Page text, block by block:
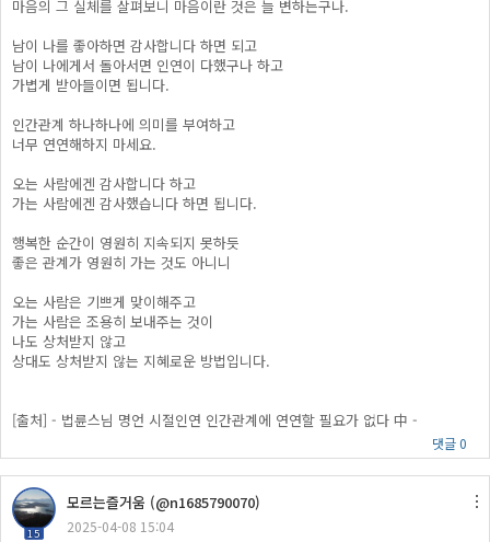
​마음의 그 실체를 살펴보니 마음이란 것은 늘 변하는구나.
남이 나를 좋아하면 감사합니다 하면 되고
남이 나에게서 돌아서면 인연이 다했구나 하고
가볍게 받아들이면 됩니다.
​인간관계 하나하나에 의미를 부여하고
너무 연연해하지 마세요.
오는 사람에겐 감사합니다 하고
가는 사람에겐 감사했습니다 하면 됩니다.
행복한 순간이 영원히 지속되지 못하듯
좋은 관계가 영원히 가는 것도 아니니
오는 사람은 기쁘게 맞이해주고
가는 사람은 조용히 보내주는 것이
나도 상처받지 않고
상대도 상처받지 않는 지혜로운 방법입니다.
[출처] - 법륜스님 명언 시절인연 인간관계에 연연할 필요가 없다 中 -
댓글 0
15
모르는즐거움 (@n1685790070)
2025-04-08 15:04